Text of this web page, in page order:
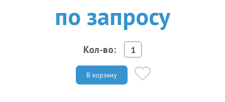
по запросу
Кол-во:
В корзину